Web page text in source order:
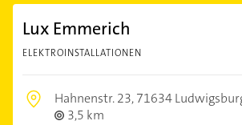
Lux Emmerich
ELEKTROINSTALLATIONEN
Hahnenstr. 23,71634
3,5 km